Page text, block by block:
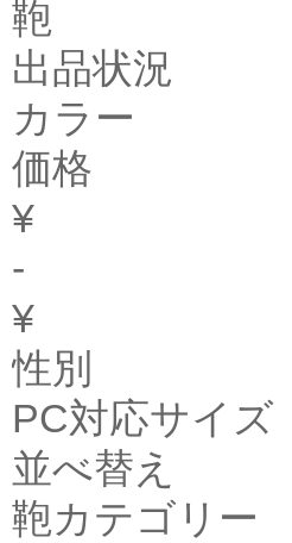
鞄
出品状況
カラー
価格
¥
-
¥
性別
PC対応サイズ
並べ替え
鞄カテゴリー